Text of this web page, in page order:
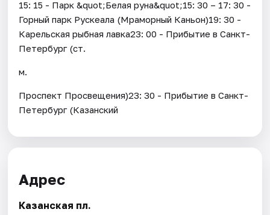
15: 15 - Парк &quot;Белая руна&quot;15: 30 – 17: 30 -
Горный парк Рускеала (Мраморный Каньон)19: 30 -
Карельская рыбная лавка23: 00 - Прибытие в Санкт-
Петербург (ст.
м.
Проспект Просвещения)23: 30 - Прибытие в Санкт-
Петербург (Казанский
Адрес
Казанская пл.